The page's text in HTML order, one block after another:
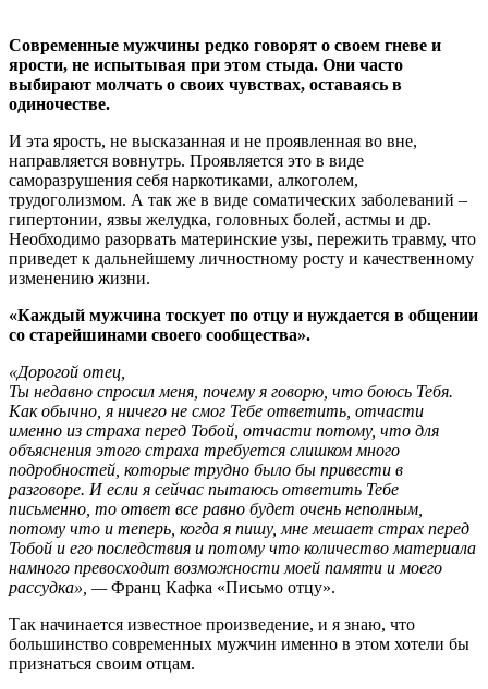
Современные мужчины редко говорят о своем гневе и
ярости, не испытывая при этом стыда. Они часто
выбирают молчать о своих чувствах, оставаясь в
одиночестве.
И эта ярость, не высказанная и не проявленная во вне,
направляется вовнутрь. Проявляется это в виде
саморазрушения себя наркотиками, алкоголем,
трудоголизмом. А так же в виде соматических заболеваний –
гипертонии, язвы желудка, головных болей, астмы и др.
Необходимо разорвать материнские узы, пережить травму, что
приведет к дальнейшему личностному росту и качественному
изменению жизни.
«Каждый мужчина тоскует по отцу и нуждается в общении
со старейшинами своего сообщества».
«Дорогой отец,
Ты недавно спросил меня, почему я говорю, что боюсь Тебя.
Как обычно, я ничего не смог Тебе ответить, отчасти
именно из страха перед Тобой, отчасти потому, что для
объяснения этого страха требуется слишком много
подробностей, которые трудно было бы привести в
разговоре. И если я сейчас пытаюсь ответить Тебе
письменно, то ответ все равно будет очень неполным,
потому что и теперь, когда я пишу, мне мешает страх перед
Тобой и его последствия и потому что количество материала
намного превосходит возможности моей памяти и моего
рассудка», —Франц Кафка «Письмо отцу».
Так начинается известное произведение, и я знаю, что
большинство современных мужчин именно в этом хотели бы
признаться своим отцам.